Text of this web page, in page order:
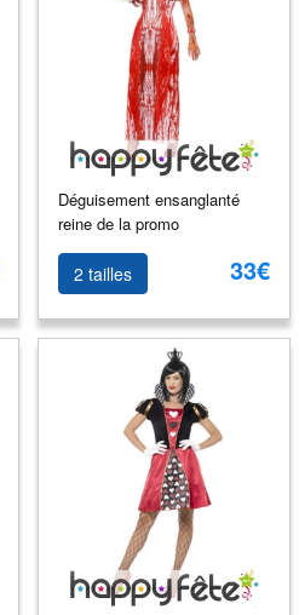
Déguisement ensanglanté
reine de la promo
2 tailles 33€